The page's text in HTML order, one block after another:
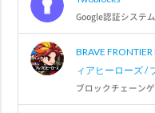
Google認証システ
BRAVE
ィアヒーローズ /
ブロックチェーン